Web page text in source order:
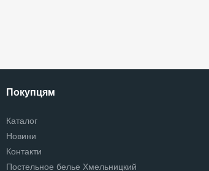
Покупцям
Каталог
Новини
Контакти
Постельное белье Хмельницкий